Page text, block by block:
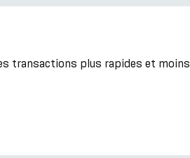
transactions plus rapides et moins